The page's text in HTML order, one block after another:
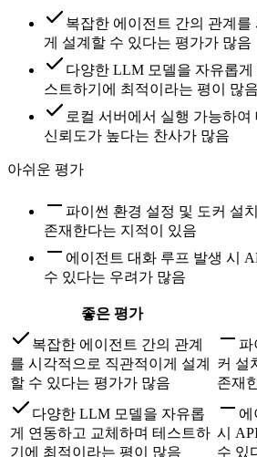
복잡한 에이전트 간의 관계를
게 설계할 수 있다는 평가가 많음
다양한 LLM 모델을 자유롭게
스트하기에 최적이라는 평이 많음
로컬 서버에서 실행 가능하여
신뢰도가 높다는 찬사가 많음
아쉬운 평가
파이썬 환경 설정 및 도커 설
존재한다는 지적이 있음
에이전트 대화 루프 발생 시
수 있다는 우려가 많음
좋은 평가
복잡한 에이전트 간의 관계
를 시각적으로 직관적이게 설계
할 수 있다는 평가가 많음
파
커 설
존재
다양한 LLM 모델을 자유롭
게 연동하고 교체하며 테스트하
기에 최적이라는 평이 많음
에
시
수 있